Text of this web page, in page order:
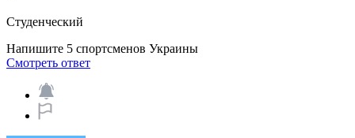
Студенческий
Напишите 5 спортсменов Украины​
Смотреть ответ